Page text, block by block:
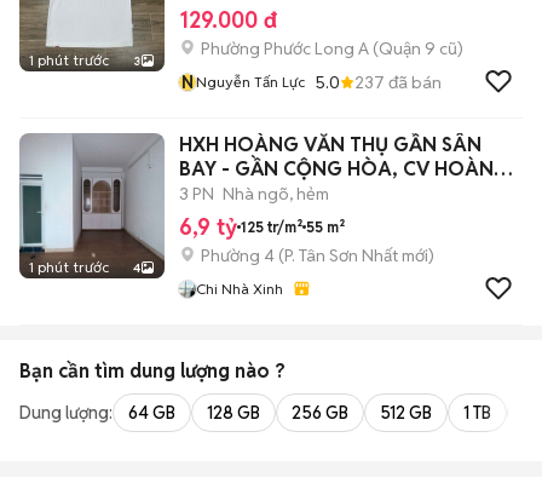
1 phút trước 3
129.000 đ
Phường Phước Long A (Quận 9 cũ)
NNguyễn Tấn Lực 5.0 237 đã bán
1 phút trước 4
HXH HOÀNG VĂN THỤ GẦN SÂN
BAY - GẦN CỘNG HÒA, CV HOÀNG
VĂN THỤ.
3 PN Nhà ngõ, hẻm
6,9 tỷ 125 tr/m² 55 m²
Phường 4 (P. Tân Sơn Nhất mới)
Chi Nhà Xinh
Bạn cần tìm dung lượng nào ?
Dung lượng: 64 GB 128 GB 256 GB 512 GB 1 TB